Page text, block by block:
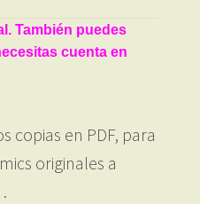
También puedes
cuenta en
copias en PDF, para
originales a